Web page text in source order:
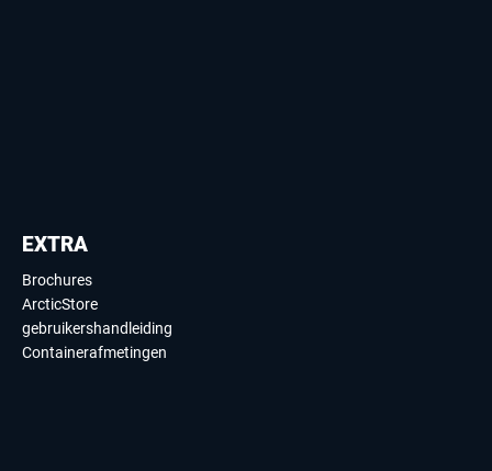
EXTRA
Brochures
ArcticStore
gebruikershandleiding
Containerafmetingen